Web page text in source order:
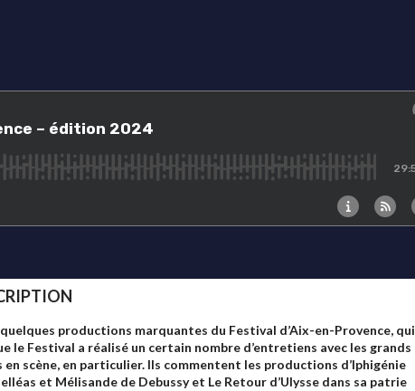
productions marquantes du Festival d’Aix-en-Provence, qui
Festival a réalisé un certain nombre d’entretiens avec les grands
scène, en particulier. Ils commentent les productions d’Iphigénie
et Mélisande de Debussy et Le Retour d’Ulysse dans sa patrie